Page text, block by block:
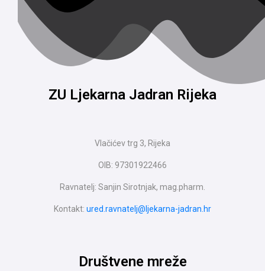
ZU Ljekarna Jadran Rijeka
Vlačićev trg 3, Rijeka
OIB: 97301922466
Ravnatelj: Sanjin Sirotnjak, mag.pharm.
Kontakt: ured.ravnatelj@ljekarna-jadran.hr
Društvene mreže